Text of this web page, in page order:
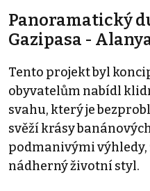
Panoramatický
Gazipasa -
Tento projekt byl
obyvatelům nabídl
svahu, který je
svěží krásy
podmanivými
nádherný životní styl.